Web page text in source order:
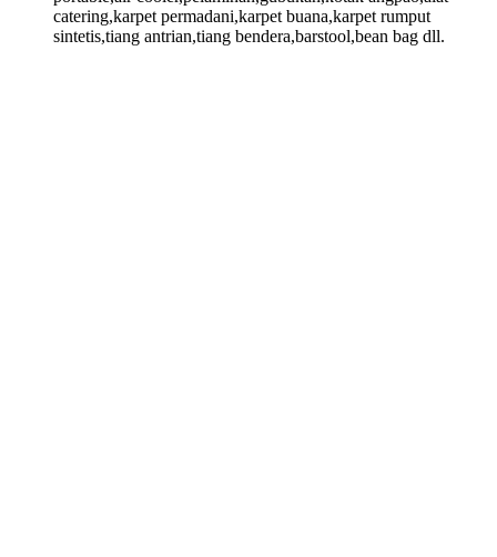
catering,karpet permadani,karpet buana,karpet rumput
sintetis,tiang antrian,tiang bendera,barstool,bean bag dll.